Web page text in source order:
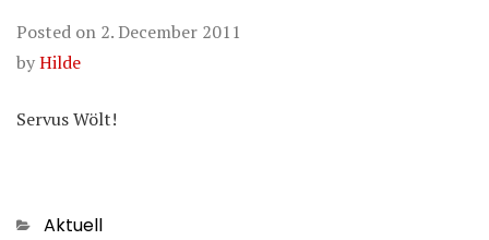
Posted on 2. December 2011
byHilde
Servus Wölt!
Categories
Aktuell